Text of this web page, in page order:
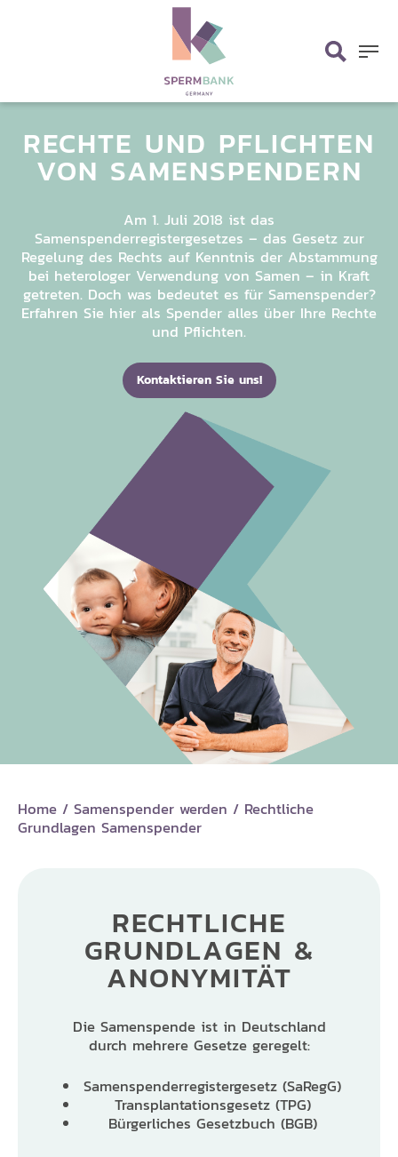
Menu
RECHTE UND PFLICHTEN
VON SAMENSPENDERN
Am 1. Juli 2018 ist das
Samenspenderregistergesetzes – das Gesetz zur
Regelung des Rechts auf Kenntnis der Abstammung
bei heterologer Verwendung von Samen – in Kraft
getreten. Doch was bedeutet es für Samenspender?
Erfahren Sie hier als Spender alles über Ihre Rechte
und Pflichten.
Kontaktieren Sie uns!
Home /Samenspender werden / Rechtliche
Grundlagen Samenspender
RECHTLICHE
GRUNDLAGEN &
ANONYMITÄT
Die Samenspende ist in Deutschland
durch mehrere Gesetze geregelt:
Samenspenderregistergesetz (SaRegG)
Transplantationsgesetz (TPG)
Bürgerliches Gesetzbuch (BGB)